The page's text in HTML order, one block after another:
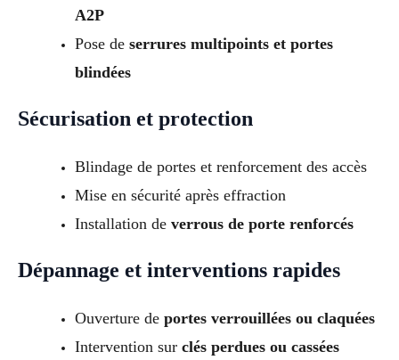
A2P
Pose de serrures multipoints et portes
blindées
Sécurisation et protection
Blindage de portes et renforcement des accès
Mise en sécurité après effraction
Installation de verrous de porte renforcés
Dépannage et interventions rapides
Ouverture de portes verrouillées ou claquées
Intervention sur clés perdues ou cassées